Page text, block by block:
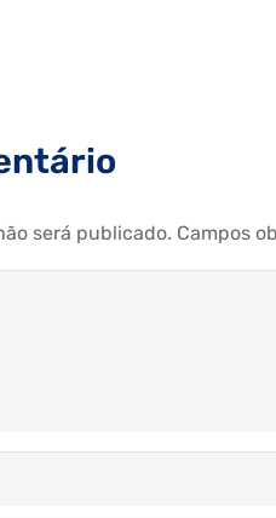
será publicado. Campos